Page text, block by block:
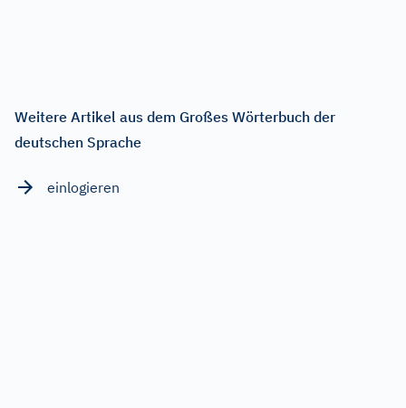
Weitere Artikel aus dem Großes Wörterbuch der
deutschen Sprache
einlogieren